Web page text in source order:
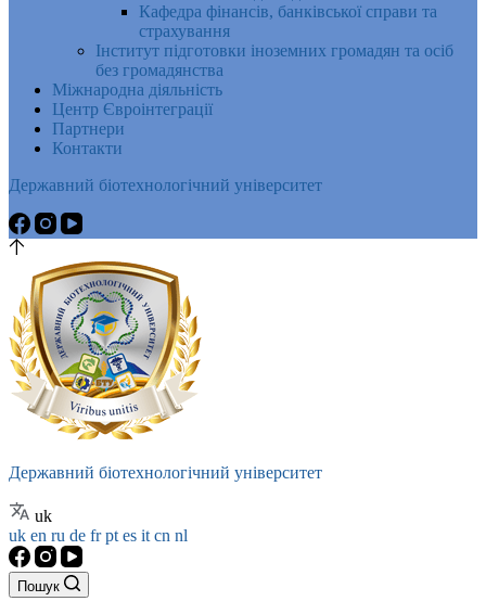
Кафедра фінансів, банківської справи та
страхування
Інститут підготовки іноземних громадян та осіб
без громадянства
Міжнародна діяльність
Центр Євроінтеграції
Партнери
Контакти
Державний біотехнологічний університет
Державний біотехнологічний університет
uk
uk en ru de frpt es it cn nl
Пошук